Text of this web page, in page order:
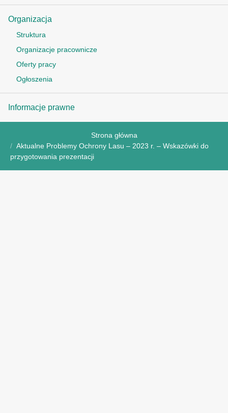
Organizacja
Struktura
Organizacje pracownicze
Oferty pracy
Ogłoszenia
Informacje prawne
Strona główna
Aktualne Problemy Ochrony Lasu – 2023 r. – Wskazówki do
przygotowania prezentacji